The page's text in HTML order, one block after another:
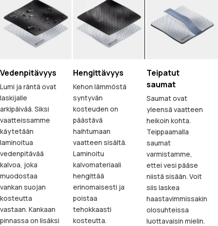
Vedenpitävyys
Lumi ja räntä ovat
laskijalle
arkipäivää. Siksi
vaatteissamme
käytetään
laminoitua
vedenpitävää
kalvoa, joka
muodostaa
vankan suojan
kosteutta
vastaan. Kankaan
pinnassa on lisäksi
Hengittävyys
Kehon lämmöstä
syntyvän
kosteuden on
päästävä
haihtumaan
vaatteen sisältä.
Laminoitu
kalvomateriaali
hengittää
erinomaisesti ja
poistaa
tehokkaasti
kosteutta.
Teipatut
saumat
Saumat ovat
yleensä vaatteen
heikoin kohta.
Teippaamalla
saumat
varmistamme,
ettei vesi pääse
niistä sisään. Voit
siis laskea
haastavimmissakin
olosuhteissa
luottavaisin mielin.